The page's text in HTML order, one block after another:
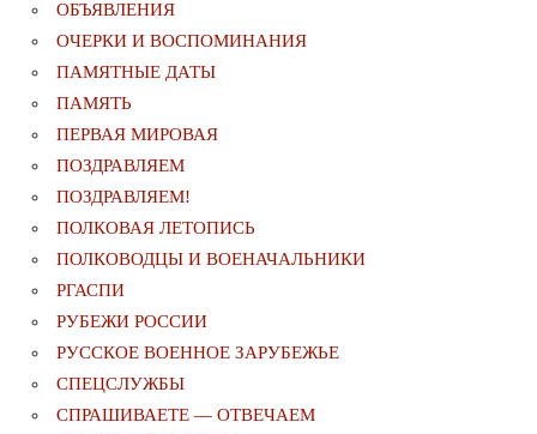
ОБЪЯВЛЕНИЯ
ОЧЕРКИ И ВОСПОМИНАНИЯ
ПАМЯТНЫЕ ДАТЫ
ПАМЯТЬ
ПЕРВАЯ МИРОВАЯ
ПОЗДРАВЛЯЕМ
ПОЗДРАВЛЯЕМ!
ПОЛКОВАЯ ЛЕТОПИСЬ
ПОЛКОВОДЦЫ И ВОЕНАЧАЛЬНИКИ
РГАСПИ
РУБЕЖИ РОССИИ
РУССКОЕ ВОЕННОЕ ЗАРУБЕЖЬЕ
СПЕЦСЛУЖБЫ
СПРАШИВАЕТЕ — ОТВЕЧАЕМ